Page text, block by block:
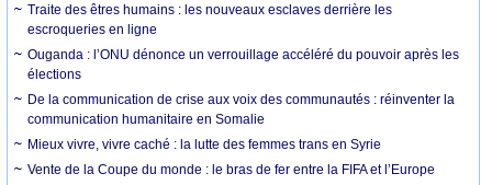
Traite des êtres humains : les nouveaux esclaves derrière les
escroqueries en ligne
Ouganda : l’ONU dénonce un verrouillage accéléré du pouvoir après les
élections
De la communication de crise aux voix des communautés : réinventer la
communication humanitaire en Somalie
Mieux vivre, vivre caché : la lutte des femmes trans en Syrie
Vente de la Coupe du monde : le bras de fer entre la FIFA et l’Europe